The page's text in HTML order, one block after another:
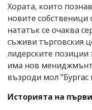
Хората, които
новите собственици
нататък се очаква
съживи търговския
лидерските
има нов
възроди мол "Бургас
Историята на